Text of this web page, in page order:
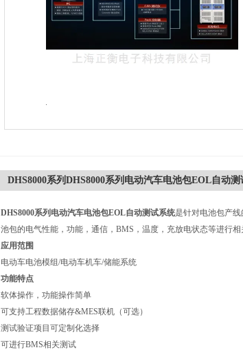
DHS8000系列DHS8000系列电动汽车电池包EOL自动测
DHS8000系列电动汽车电池包EOL自动测试系统是针对电池包产
池包的电气性能，功能，通信，BMS，温度，充放电状态等进行相
应用范围
电动车电池模组/电动车机车/储能系统
功能特点
软体操作，功能操作简单
可支持工程数据储存&MES联机（可选）
测试验证项目可定制化选择
可进行BMS相关测试